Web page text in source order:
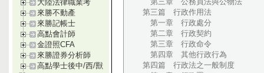
大陸法律職業考
來勝不動產
來勝記帳士
高點會計師
金證照CFA
來勝證券分析師
高點學士後中/西/獸
第三篇 行政作用法
第一章 行政處分
第二章 行政契約
第三章 行政命令
第四章 其他行政行為
第四篇 行政法之一般制度